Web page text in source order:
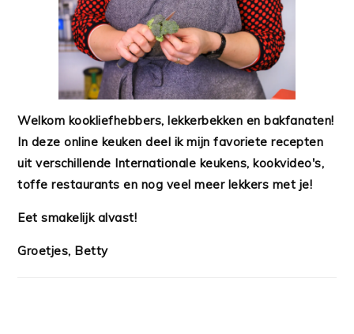
Welkom kookliefhebbers, lekkerbekken en bakfanaten!
In deze online keuken deel ik mijn favoriete recepten
uit verschillende Internationale keukens, kookvideo's,
toffe restaurants en nog veel meer lekkers met je!
Eet smakelijk alvast!
Groetjes, Betty